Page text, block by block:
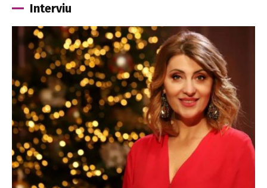
Interviu